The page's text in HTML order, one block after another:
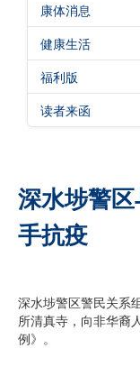
康体消息
健康生活
福利版
读者来函
深水埗警
手抗疫
深水埗警区警民关系
所清真寺，向非华裔
例》。